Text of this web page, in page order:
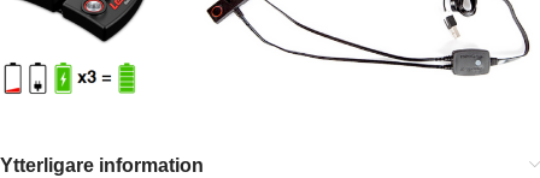
Ytterligare information